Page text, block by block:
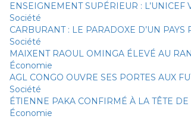
ENSEIGNEMENT SUPÉRIEUR :
Société
CARBURANT : LE PARADOXE D’UN
Société
MAIXENT RAOUL OMINGA ÉLEVÉ AU
Économie
AGL CONGO OUVRE SES PORTES AUX
Société
ÉTIENNE PAKA CONFIRMÉ À LA TÊTE
Économie